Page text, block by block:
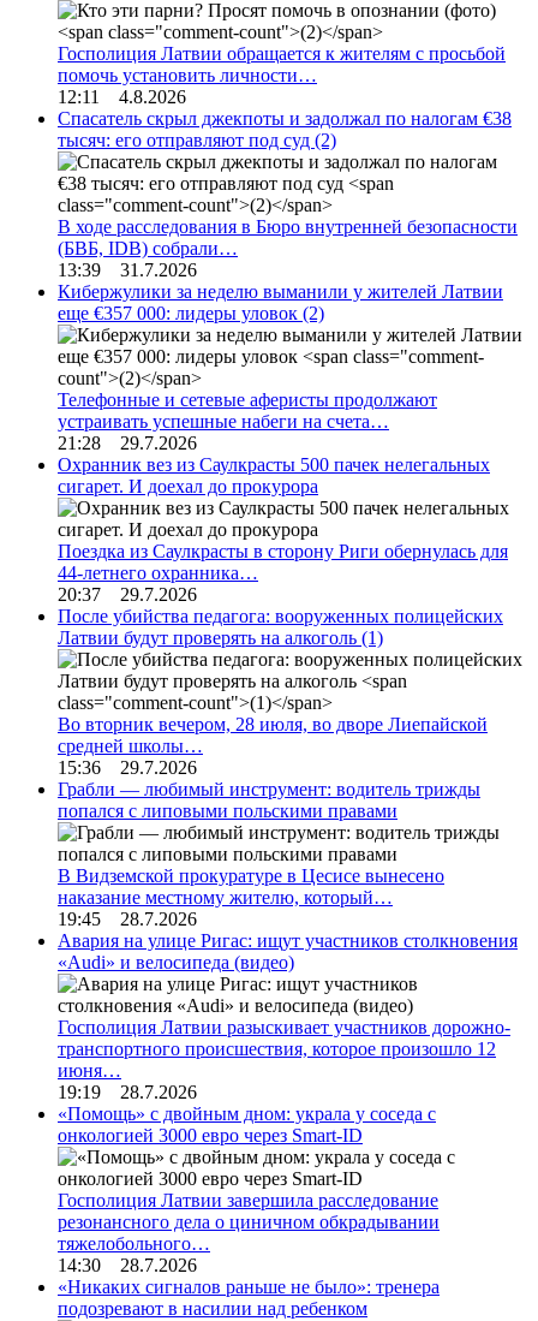
Госполиция Латвии обращается к жителям с просьбой
помочь установить личности…
12:11 4.8.2026
Спасатель скрыл джекпоты и задолжал по налогам €38
тысяч: его отправляют под суд (2)
В ходе расследования в Бюро внутренней безопасности
(БВБ, IDB) собрали…
13:39 31.7.2026
Кибержулики за неделю выманили у жителей Латвии
еще €357 000: лидеры уловок (2)
Телефонные и сетевые аферисты продолжают
устраивать успешные набеги на счета…
21:28 29.7.2026
Охранник вез из Саулкрасты 500 пачек нелегальных
сигарет. И доехал до прокурора
Поездка из Саулкрасты в сторону Риги обернулась для
44-летнего охранника…
20:37 29.7.2026
После убийства педагога: вооруженных полицейских
Латвии будут проверять на алкоголь (1)
Во вторник вечером, 28 июля, во дворе Лиепайской
средней школы…
15:36 29.7.2026
Грабли — любимый инструмент: водитель трижды
попался с липовыми польскими правами
В Видземской прокуратуре в Цесисе вынесено
наказание местному жителю, который…
19:45 28.7.2026
Авария на улице Ригас: ищут участников столкновения
«Audi» и велосипеда (видео)
Госполиция Латвии разыскивает участников дорожно-
транспортного происшествия, которое произошло 12
июня…
19:19 28.7.2026
«Помощь» с двойным дном: украла у соседа с
онкологией 3000 евро через Smart-ID
Госполиция Латвии завершила расследование
резонансного дела о циничном обкрадывании
тяжелобольного…
14:30 28.7.2026
«Никаких сигналов раньше не было»: тренера
подозревают в насилии над ребенком